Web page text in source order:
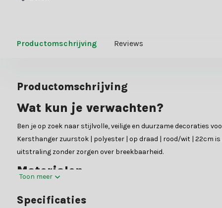
Productomschrijving Reviews
Productomschrijving
Wat kun je verwachten?
Ben je op zoek naar stijlvolle, veilige en duurzame decoraties
Kersthanger zuurstok | polyester | op draad | rood/wit | 22cm
uitstraling zonder zorgen over breekbaarheid.
Materialen
details.
Toon meer
Specificaties